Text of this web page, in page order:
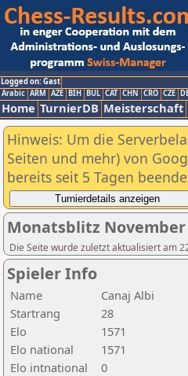
Logged on: Gast
Arabic ARM AZE BIH BUL CAT CHN CRO CZE
Home TurnierDB Meisterschaft
Hinweis: Um die
Seiten und mehr) von
bereits seit 5 Tagen
Monatsblitz November
Die Seite wurde zuletzt aktualisiert am
Spieler Info
Name
Canaj Albi
Startrang
28
Elo
1571
Elo national
1571
Elo intnational
0